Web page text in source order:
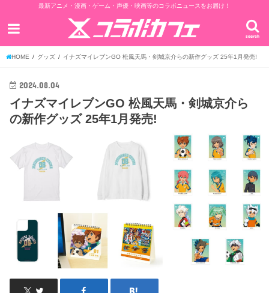
最新アニメ・漫画・ゲーム・声優・映画等のコラボニュースをお届け！
search
HOME グッズ イナズマイレブンGO 松風天馬・剣城京介らの新作グッズ 25年1月発売!
2024.08.04
イナズマイレブンGO 松風天馬・剣城京介ら
の新作グッズ 25年1月発売!